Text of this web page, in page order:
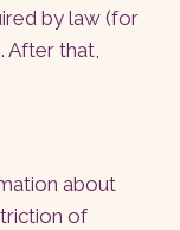
by law (for
After that,
about
of